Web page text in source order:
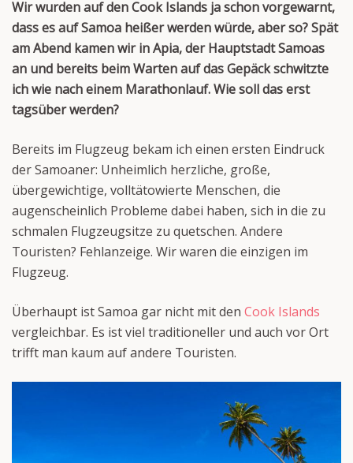
Wir wurden auf den Cook Islands ja schon vorgewarnt,
dass es auf Samoa heißer werden würde, aber so? Spät
am Abend kamen wir in Apia, der Hauptstadt Samoas
an und bereits beim Warten auf das Gepäck schwitzte
ich wie nach einem Marathonlauf. Wie soll das erst
tagsüber werden?
Bereits im Flugzeug bekam ich einen ersten Eindruck
der Samoaner: Unheimlich herzliche, große,
übergewichtige, volltätowierte Menschen, die
augenscheinlich Probleme dabei haben, sich in die zu
schmalen Flugzeugsitze zu quetschen. Andere
Touristen? Fehlanzeige. Wir waren die einzigen im
Flugzeug.
Überhaupt ist Samoa gar nicht mit den Cook Islands
vergleichbar. Es ist viel traditioneller und auch vor Ort
trifft man kaum auf andere Touristen.